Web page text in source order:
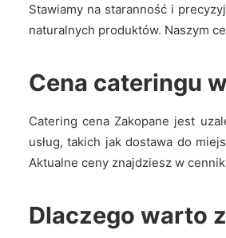
Stawiamy na staranność i
naturalnych produktów. Naszym
Cena cateringu
Catering cena Zakopane jest
usług, takich jak dostawa do
Aktualne ceny znajdziesz w
Dlaczego warto